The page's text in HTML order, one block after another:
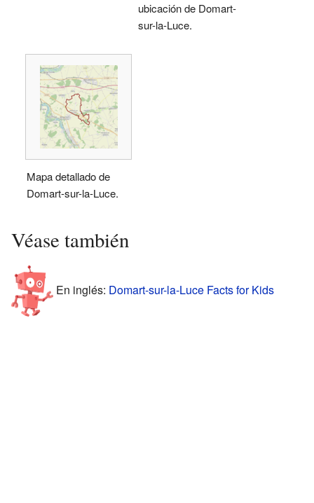
ubicación de Domart-
sur-la-Luce.
Mapa detallado de
Domart-sur-la-Luce.
Véase también
En inglés: Domart-sur-la-Luce Facts for Kids